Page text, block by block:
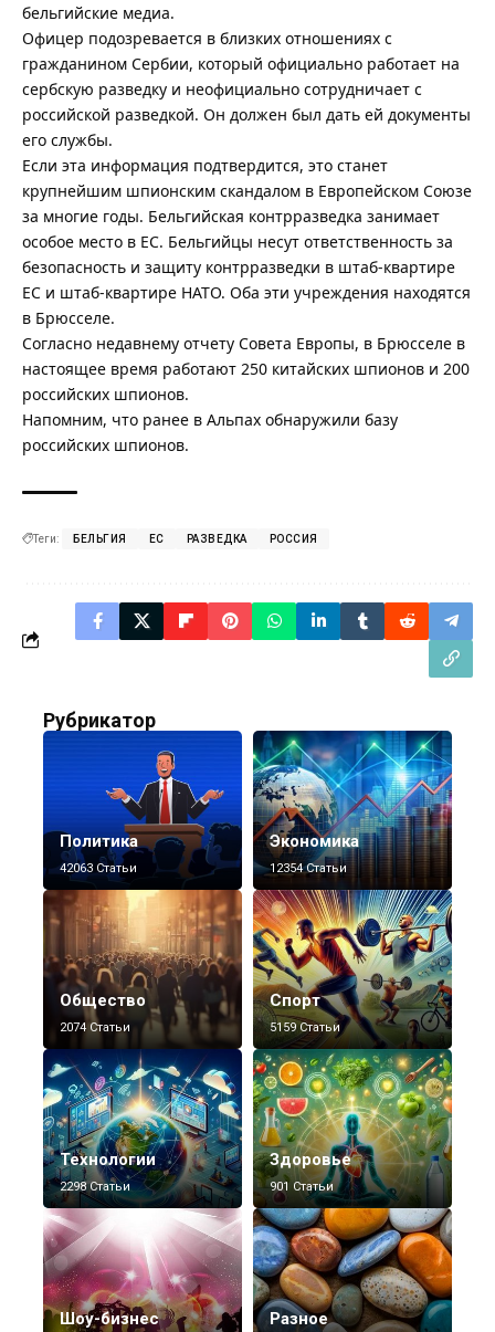
бельгийские медиа.
Офицер подозревается в близких отношениях с
гражданином Сербии, который официально работает на
сербскую разведку и неофициально сотрудничает с
российской разведкой. Он должен был дать ей документы
его службы.
Если эта информация подтвердится, это станет
крупнейшим шпионским скандалом в Европейском Союзе
за многие годы. Бельгийская контрразведка занимает
особое место в ЕС. Бельгийцы несут ответственность за
безопасность и защиту контрразведки в штаб-квартире
ЕС и штаб-квартире НАТО. Оба эти учреждения находятся
в Брюсселе.
Согласно недавнему отчету Совета Европы, в Брюсселе в
настоящее время работают 250 китайских шпионов и 200
российских шпионов.
Напомним, что ранее в Альпах обнаружили базу
российских шпионов.
Теги: БЕЛЬГИЯ ЕС РАЗВЕДКА РОССИЯ
Рубрикатор
Политика
42063 Статьи
Экономика
12354 Статьи
Общество
2074 Статьи
Спорт
5159 Статьи
Технологии
2298 Статьи
Здоровье
901 Статьи
Шоу-бизнес Разное